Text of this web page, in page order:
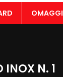
OMAGGI
INOX N. 1